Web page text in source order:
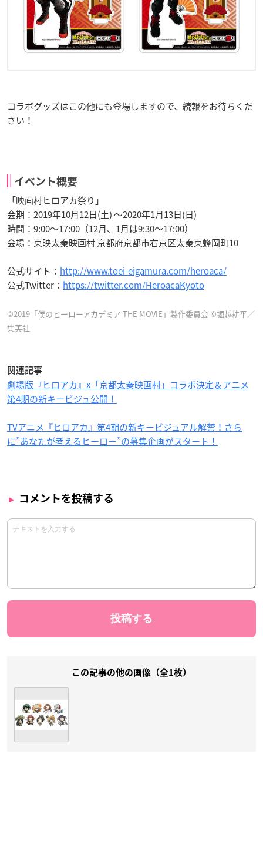
コラボグッズはこの他にも登場しますので、続報をお待ちくだ
さい！
イベント概要
「映画村ヒロアカ祭り」
会期：2019年10月12日(土) ～2020年1月13日(日)
時間：9:00～17:00（12月、1月は9:30～17:00）
会場：東映太秦映画村 京都府京都市右京区太秦東蜂岡町10
公式サイト： http://www.toei-eigamura.com/heroaca/
公式Twitter： https://twitter.com/HeroacaKyoto
©2019「僕のヒーローアカデミア THE MOVIE」製作委員会 ©堀越耕平／
集英社
関連記事
劇場版『ヒロアカ』x「京都太秦映画村」コラボ決定＆アニメ
第4期の新キービジュ公開！
TVアニメ『ヒロアカ』第4期の新キービジュアル解禁！さら
に”あなたが考えるヒーロー”の募集企画がスタート！
コメントを投稿する
この記事の他の画像（全1枚）